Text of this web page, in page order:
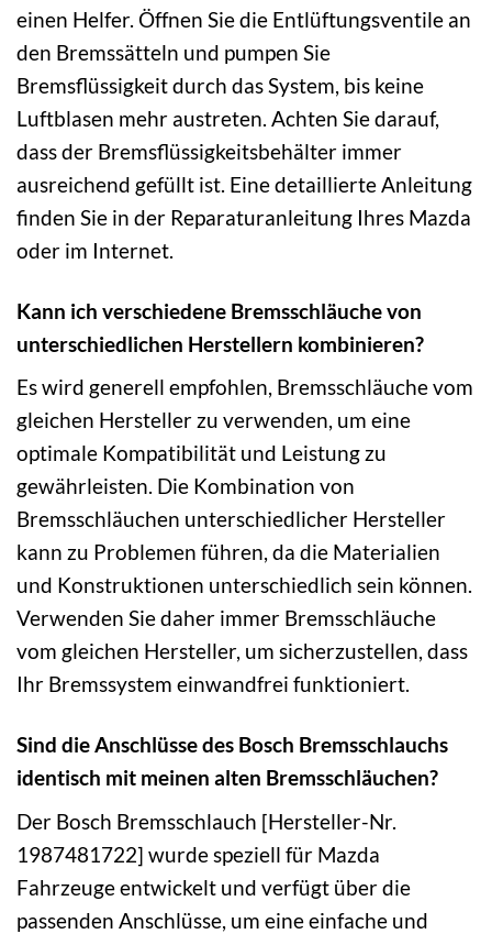
einen Helfer. Öffnen Sie die Entlüftungsventile an
den Bremssätteln und pumpen Sie
Bremsflüssigkeit durch das System, bis keine
Luftblasen mehr austreten. Achten Sie darauf,
dass der Bremsflüssigkeitsbehälter immer
ausreichend gefüllt ist. Eine detaillierte Anleitung
finden Sie in der Reparaturanleitung Ihres Mazda
oder im Internet.
Kann ich verschiedene Bremsschläuche von
unterschiedlichen Herstellern kombinieren?
Es wird generell empfohlen, Bremsschläuche vom
gleichen Hersteller zu verwenden, um eine
optimale Kompatibilität und Leistung zu
gewährleisten. Die Kombination von
Bremsschläuchen unterschiedlicher Hersteller
kann zu Problemen führen, da die Materialien
und Konstruktionen unterschiedlich sein können.
Verwenden Sie daher immer Bremsschläuche
vom gleichen Hersteller, um sicherzustellen, dass
Ihr Bremssystem einwandfrei funktioniert.
Sind die Anschlüsse des Bosch Bremsschlauchs
identisch mit meinen alten Bremsschläuchen?
Der Bosch Bremsschlauch [Hersteller-Nr.
1987481722] wurde speziell für Mazda
Fahrzeuge entwickelt und verfügt über die
passenden Anschlüsse, um eine einfache und